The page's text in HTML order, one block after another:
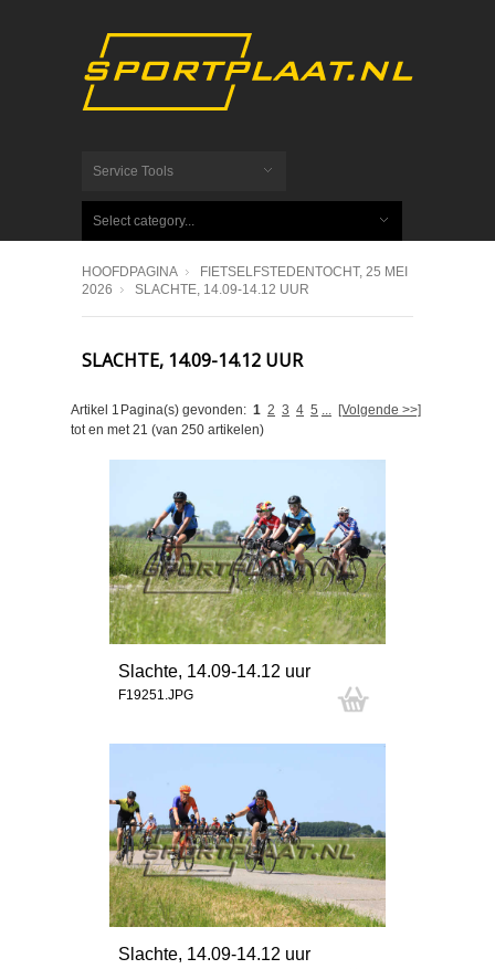
Service Tools
Select category...
HOOFDPAGINA
FIETSELFSTEDENTOCHT, 25 MEI
2026
SLACHTE, 14.09-14.12 UUR
SLACHTE, 14.09-14.12 UUR
Pagina(s) gevonden: 1 2 3 4 5 ... [Volgende >>]
Artikel 1
tot en met21 (van 250 artikelen)
Slachte, 14.09-14.12 uur
F19251.JPG
Slachte, 14.09-14.12 uur